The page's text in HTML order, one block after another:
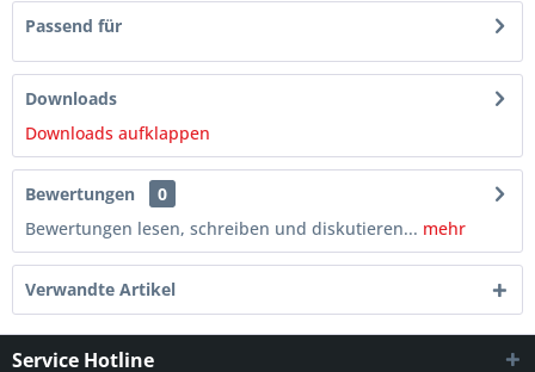
Passend für
Downloads
Downloads aufklappen
Bewertungen
0
Bewertungen lesen, schreiben und diskutieren... mehr
Verwandte Artikel
Service Hotline